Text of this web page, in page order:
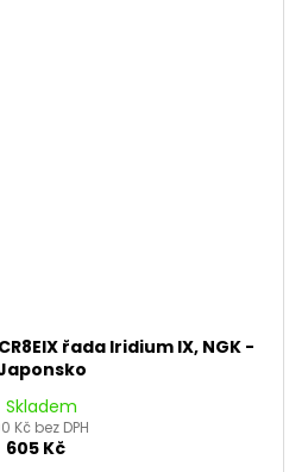
řada Iridium IX, NGK -
Skladem
Kč bez DPH
605 Kč